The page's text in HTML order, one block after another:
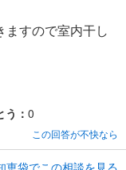
すので室内干し
う： 0
この回答が不快なら
恵袋でこの相談を見る